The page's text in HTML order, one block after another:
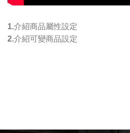
1.介紹商品屬性設定
2.介紹可變商品設定